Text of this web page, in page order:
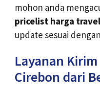
mohon anda
pricelist harga
update sesuai
Layanan
Cirebon dari